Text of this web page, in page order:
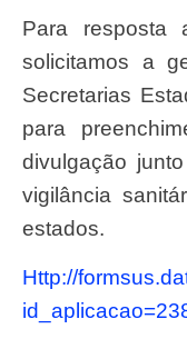
Para resposta ao inventário de contenção,
solicitamos a
Secretarias
para
divulgação
vigilância
estados.
http://formsus.datasus.gov.br/site/formulario.php?